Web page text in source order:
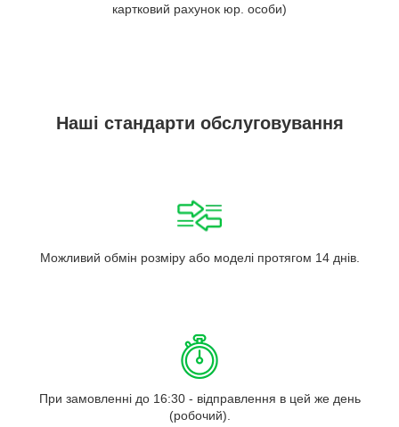
картковий рахунок юр. особи)
Наші стандарти обслуговування
Можливий обмін розміру або моделі протягом 14 днів.
При замовленні до 16:30 - відправлення в цей же день
(робочий).